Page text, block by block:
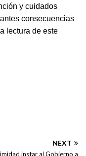
y cuidados
consecuencias
lectura de este
NEXT
instar al Gobierno a